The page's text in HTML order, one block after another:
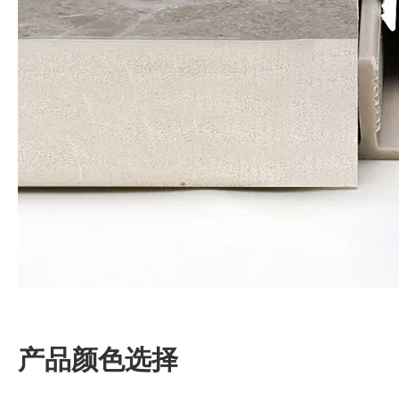
产品颜色选择